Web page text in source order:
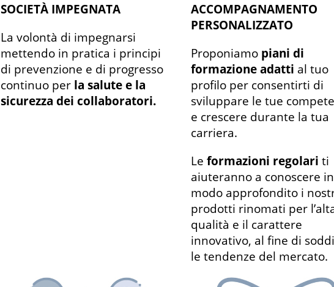
SOCIETÀ IMPEGNATA
La volontà di impegnarsi
mettendo in pratica i principi
di prevenzione e di progresso
continuo per la salute e la
sicurezza dei collaboratori.
ACCOMPAGNAMENTO
PERSONALIZZATO
Proponiamo piani di
formazione adatti al tuo
profilo per consentirti di
sviluppare le tue
e crescere durante la tua
carriera.
Leformazioni regolari ti
aiuteranno a conoscere in
modo approfondito i
prodotti rinomati per
qualità e il carattere
innovativo, al fine di
le tendenze del mercato.